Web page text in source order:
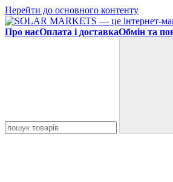
Перейти до основного контенту
Про насОплата і доставкаОбмін та